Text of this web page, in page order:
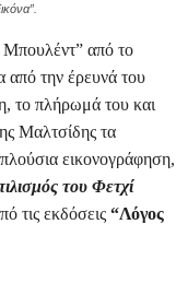
Μπουλέντ” από το
από την έρευνά του
το πλήρωμά του και
Μαλτσίδης τα
εικονογράφηση,
του Φετχί
τις εκδόσεις “Λόγος